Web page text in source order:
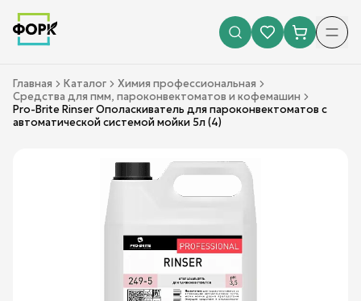
Главная Каталог
Химия профессиональная
Средства для пмм, пароконвектоматов и кофемашин
Pro-Brite Rinser Ополаскиватель для пароконвектоматов с
автоматической системой мойки 5л (4)